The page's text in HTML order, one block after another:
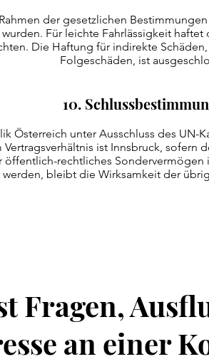
der gesetzlichen
Für leichte Fahrlässigkeit
Die Haftung für indirekte
Folgeschäden, ist
10.
Österreich unter Ausschluss des UN-
ist Innsbruck, sofern
rechtliches
werden, bleibt die Wirksamkeit der
Fragen,
an einer